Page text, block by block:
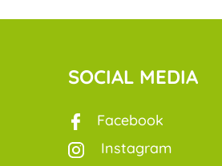
SOCIAL MEDIA
Facebook
Instagram